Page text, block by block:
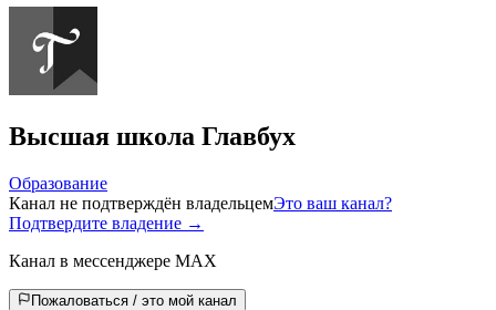
Высшая школа Главбух
Образование
Канал не подтверждён владельцемЭто ваш канал?
Подтвердите владение →
Канал в мессенджере MAX
Пожаловаться / это мой канал